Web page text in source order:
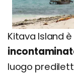
Kitava Island è
luogo